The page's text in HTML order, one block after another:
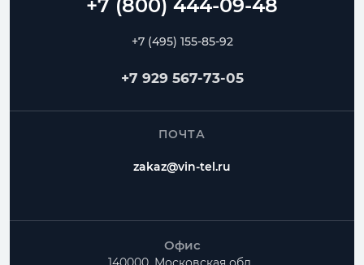
+7 (495) 155-85-92
+7 929 567-73-05
ПОЧТА
zakaz@vin-tel.ru
Офис